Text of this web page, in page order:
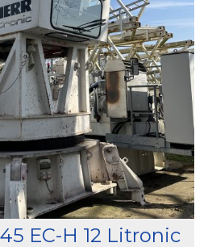
EC-H 12 Litronic